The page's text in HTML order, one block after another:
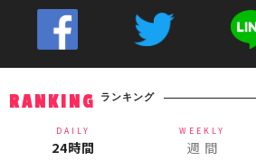
RANKING ランキング
DAILY
24時間
WEEKLY
週 間